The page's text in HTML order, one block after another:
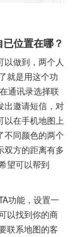
位置在哪？
以做到，两个人
就是用这个功
通讯录选择联
出邀请短信，对
以在手机地图上
不同颜色的两个
双方的距离有多
望可以帮到
功能，设置一
以找到你的商
联系地图的客